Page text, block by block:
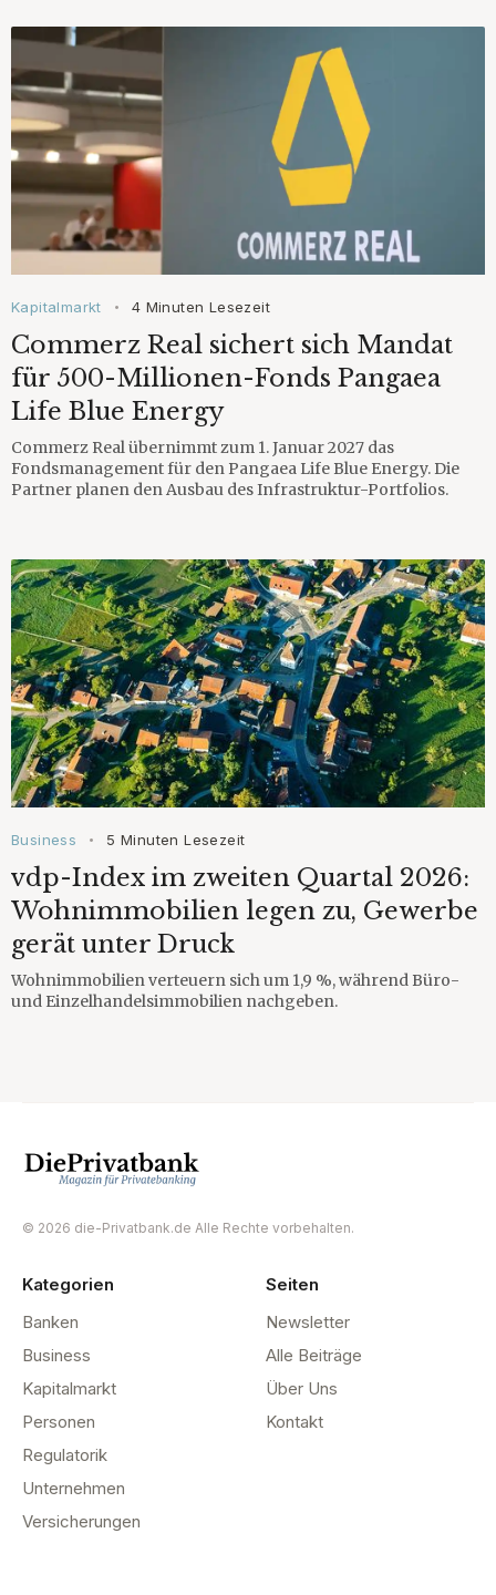
Kapitalmarkt • 4 Minuten Lesezeit
Commerz Real sichert sich Mandat
für 500-Millionen-Fonds Pangaea
Life Blue Energy
Commerz Real übernimmt zum 1. Januar 2027 das
Fondsmanagement für den Pangaea Life Blue Energy. Die
Partner planen den Ausbau des Infrastruktur-Portfolios.
Business • 5 Minuten Lesezeit
vdp-Index im zweiten Quartal 2026:
Wohnimmobilien legen zu, Gewerbe
gerät unter Druck
Wohnimmobilien verteuern sich um 1,9 %, während Büro-
und Einzelhandelsimmobilien nachgeben.
© 2026 die-Privatbank.de Alle Rechte vorbehalten.
Kategorien
Banken
Business
Kapitalmarkt
Personen
Regulatorik
Unternehmen
Versicherungen
Seiten
Newsletter
Alle Beiträge
Über Uns
Kontakt